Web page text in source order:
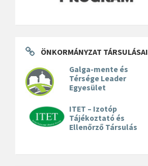
ÖNKORMÁNYZAT TÁRSULÁSAI
Galga-mente és
Térsége Leader
Egyesület
ITET – Izotóp
Tájékoztató és
Ellenőrző Társulás